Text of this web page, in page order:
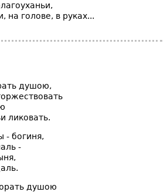
на голове, в руках...
душою,
ликовать.
- богиня,
-
душою